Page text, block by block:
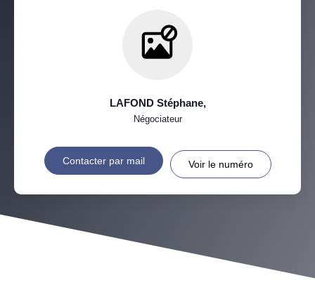
LAFOND Stéphane,
Négociateur
Contacter par mail Voir le numéro